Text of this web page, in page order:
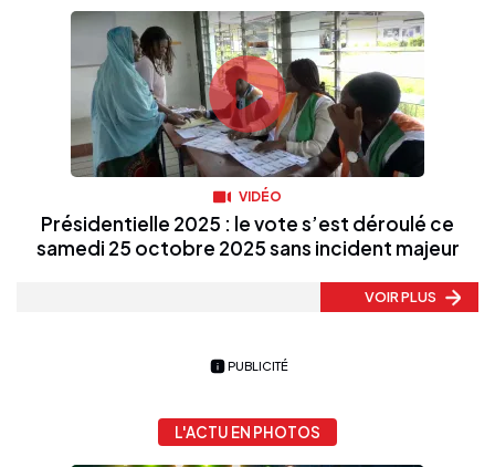
VIDÉO
Présidentielle 2025 : le vote s’est déroulé ce
samedi 25 octobre 2025 sans incident majeur
VOIR PLUS
PUBLICITÉ
L'ACTU EN PHOTOS